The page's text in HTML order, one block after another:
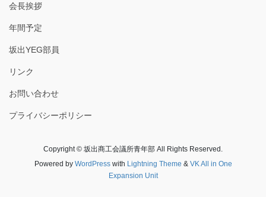
会長挨拶
年間予定
坂出YEG部員
リンク
お問い合わせ
プライバシーポリシー
Copyright © 坂出商工会議所青年部 All Rights Reserved.
Powered by WordPresswith Lightning Theme & VK All in One
Expansion Unit